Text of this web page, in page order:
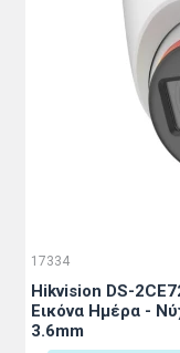
17334
Hikvision DS-
Εικόνα Ημέρα -
3.6mm